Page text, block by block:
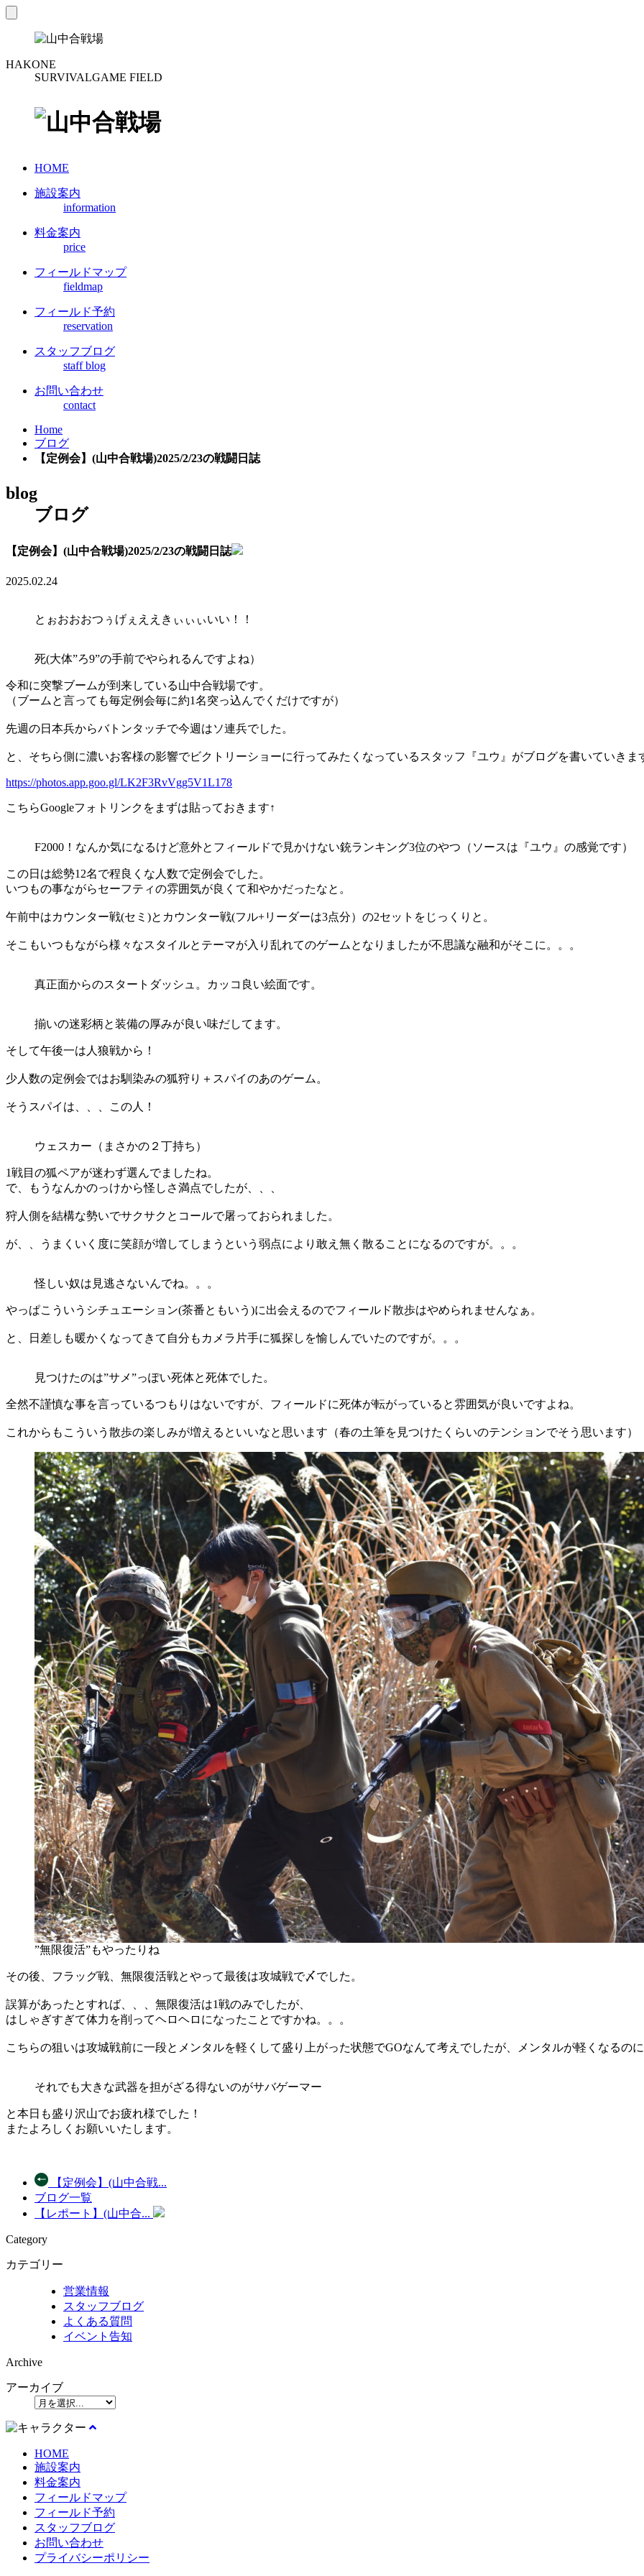
toggle
navigation
HAKONE
SURVIVALGAME FIELD
HOME
施設案内
information
料金案内
price
フィールドマップ
fieldmap
フィールド予約
reservation
スタッフブログ
staff blog
お問い合わせ
contact
Home
ブログ
【定例会】(山中合戦場)2025/2/23の戦闘日誌
blog
ブログ
【定例会】(山中合戦場)2025/2/23の戦闘日誌
2025.02.24
とぉおおおつぅげぇええきぃぃぃいい！！
死(大体”ろ9”の手前でやられるんですよね）
令和に突撃ブームが到来している山中合戦場です。
（ブームと言っても毎定例会毎に約1名突っ込んでくだけですが）
先週の日本兵からバトンタッチで今週はソ連兵でした。
と、そちら側に濃いお客様の影響でビクトリーショーに行ってみたくなっているスタッフ『ユウ』がブログを書いていきま
https://photos.app.goo.gl/LK2F3RvVgg5V1L178
こちらGoogleフォトリンクをまずは貼っておきます↑
F2000！なんか気になるけど意外とフィールドで見かけない銃ランキング3位のやつ（ソースは『ユウ』の感覚です）
この日は総勢12名で程良くな人数で定例会でした。
いつもの事ながらセーフティの雰囲気が良くて和やかだったなと。
午前中はカウンター戦(セミ)とカウンター戦(フル+リーダーは3点分）の2セットをじっくりと。
そこもいつもながら様々なスタイルとテーマが入り乱れてのゲームとなりましたが不思議な融和がそこに。。。
真正面からのスタートダッシュ。カッコ良い絵面です。
揃いの迷彩柄と装備の厚みが良い味だしてます。
そして午後一は人狼戦から！
少人数の定例会ではお馴染みの狐狩り＋スパイのあのゲーム。
そうスパイは、、、この人！
ウェスカー（まさかの２丁持ち）
1戦目の狐ペアが迷わず選んでましたね。
で、もうなんかのっけから怪しさ満点でしたが、、、
狩人側を結構な勢いでサクサクとコールで屠っておられました。
が、、うまくいく度に笑顔が増してしまうという弱点により敢え無く散ることになるのですが。。。
怪しい奴は見逃さないんでね。。。
やっぱこういうシチュエーション(茶番ともいう)に出会えるのでフィールド散歩はやめられませんなぁ。
と、日差しも暖かくなってきて自分もカメラ片手に狐探しを愉しんでいたのですが。。。
見つけたのは”サメ”っぽい死体と死体でした。
全然不謹慎な事を言っているつもりはないですが、フィールドに死体が転がっていると雰囲気が良いですよね。
これからもこういう散歩の楽しみが増えるといいなと思います（春の土筆を見つけたくらいのテンションでそう思います）
”無限復活”もやったりね
その後、フラッグ戦、無限復活戦とやって最後は攻城戦で〆でした。
誤算があったとすれば、、、無限復活は1戦のみでしたが、
はしゃぎすぎて体力を削ってヘロヘロになったことですかね。。。
こちらの狙いは攻城戦前に一段とメンタルを軽くして盛り上がった状態でGOなんて考えでしたが、メンタルが軽くなるの
それでも大きな武器を担がざる得ないのがサバゲーマー
と本日も盛り沢山でお疲れ様でした！
またよろしくお願いいたします。
【定例会】(山中合戦...
ブログ一覧
【レポート】(山中合...
Category
カテゴリー
営業情報
スタッフブログ
よくある質問
イベント告知
Archive
アーカイブ
HOME
施設案内
料金案内
フィールドマップ
フィールド予約
スタッフブログ
お問い合わせ
プライバシーポリシー